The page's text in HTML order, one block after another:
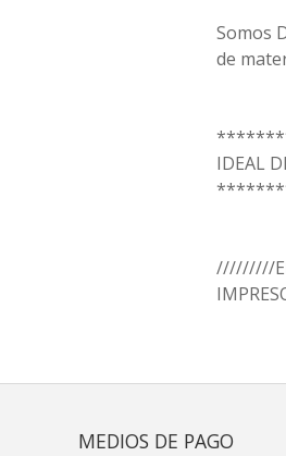
Somos
de
IDEAL
/////////
MEDIOS DE PAGO